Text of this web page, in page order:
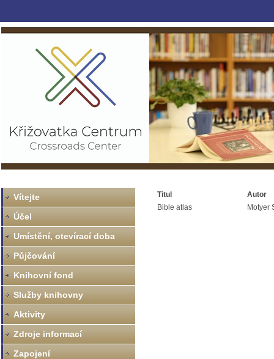
Titul
Autor
Bible atlas
Motyer
Vítejte
Účel
Umístění, otevírací doba
Půjčování
Knihovní fond
Služby knihovny
Aktivity
Zdroje informací
Zapojení